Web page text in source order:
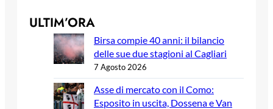
ULTIM’ORA
Birsa compie 40 anni: il bilancio
delle sue due stagioni al Cagliari
7 Agosto 2026
Asse di mercato con il Como:
Esposito in uscita, Dossena e Van